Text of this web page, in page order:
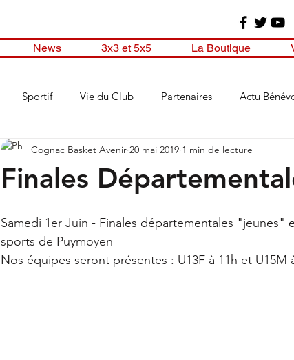
News 3x3 et 5x5 La Boutique
Sportif Vie du Club Partenaires Actu
Finales
Cognac Basket Avenir 20 mai 2019 1 min de lecture
Samedi 1er Juin - Finales départementales "jeunes"
sports de Puymoyen
Nos équipes seront présentes : U13F à 11h et U15M